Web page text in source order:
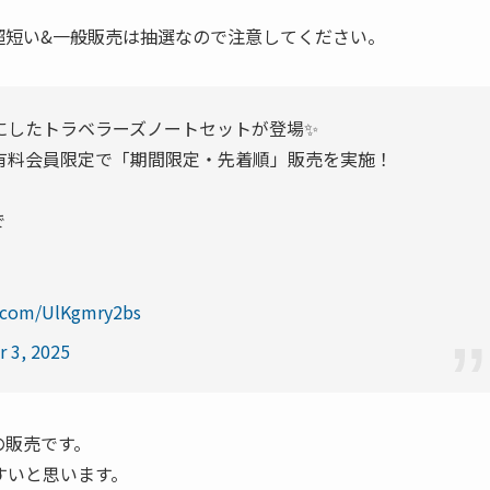
い&一般販売は抽選なので注意してください。
たトラベラーズノートセットが登場✨
会員限定で「期間限定・先着順」販売を実施！
UlKgmry2bs
3, 2025
売です。
と思います。